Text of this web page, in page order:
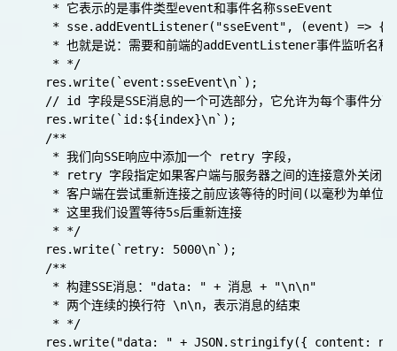
     * 它表示的是事件类型event和事件名称sseEvent
* sse.addEventListener("sseEvent", (event) => {
* 也就是说：需要和前端的addEventListener事件监听名称
     * */
    res.write(`event:sseEvent\n`);
// id 字段是SSE消息的一个可选部分，它允许为每个事件分配
    res.write(`id:${index}\n`);
    /**
     * 我们向SSE响应中添加一个 retry 字段，
     * retry 字段指定如果客户端与服务器之间的连接意外关闭，
     * 客户端在尝试重新连接之前应该等待的时间(以毫秒为单位)
     * 这里我们设置等待5s后重新连接
     * */
    res.write(`retry: 5000\n`);
    /**
     * 构建SSE消息："data: " + 消息 + "\n\n"
     * 两个连续的换行符 \n\n，表示消息的结束
     * */
res.write("data: " + JSON.stringify({ content: